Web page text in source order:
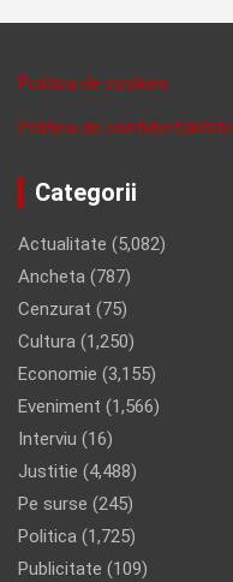
Politica de cookies
Politica de confidentalitate
Categorii
Actualitate (5,082)
Ancheta (787)
Cenzurat (75)
Cultura (1,250)
Economie (3,155)
Eveniment (1,566)
Interviu (16)
Justitie (4,488)
Pe surse (245)
Politica (1,725)
Publicitate (109)